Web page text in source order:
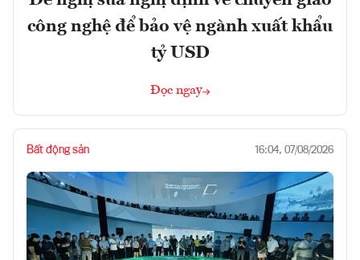
công nghệ để bảo vệ ngành xuất khẩu
tỷ USD
Đọc ngay
Bất động sản 16:04, 07/08/2026